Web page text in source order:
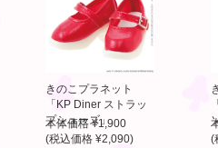
きのこプラネット
「KP Diner ストラッ
プシューズ」
本体価格 ¥1,900
(税込価格 ¥2,090)
(